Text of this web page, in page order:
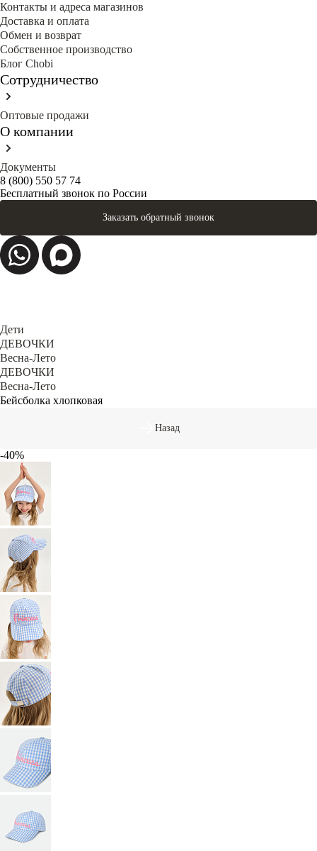
Контакты и адреса магазинов
Доставка и оплата
Обмен и возврат
Собственное производство
Блог Сhobi
Сотрудничество
Оптовые продажи
О компании
Документы
8 (800) 550 57 74
Бесплатный звонок по России
Заказать обратный звонок
Дети
ДЕВОЧКИ
Весна-Лето
ДЕВОЧКИ
Весна-Лето
Бейсболка хлопковая
Назад
-40%